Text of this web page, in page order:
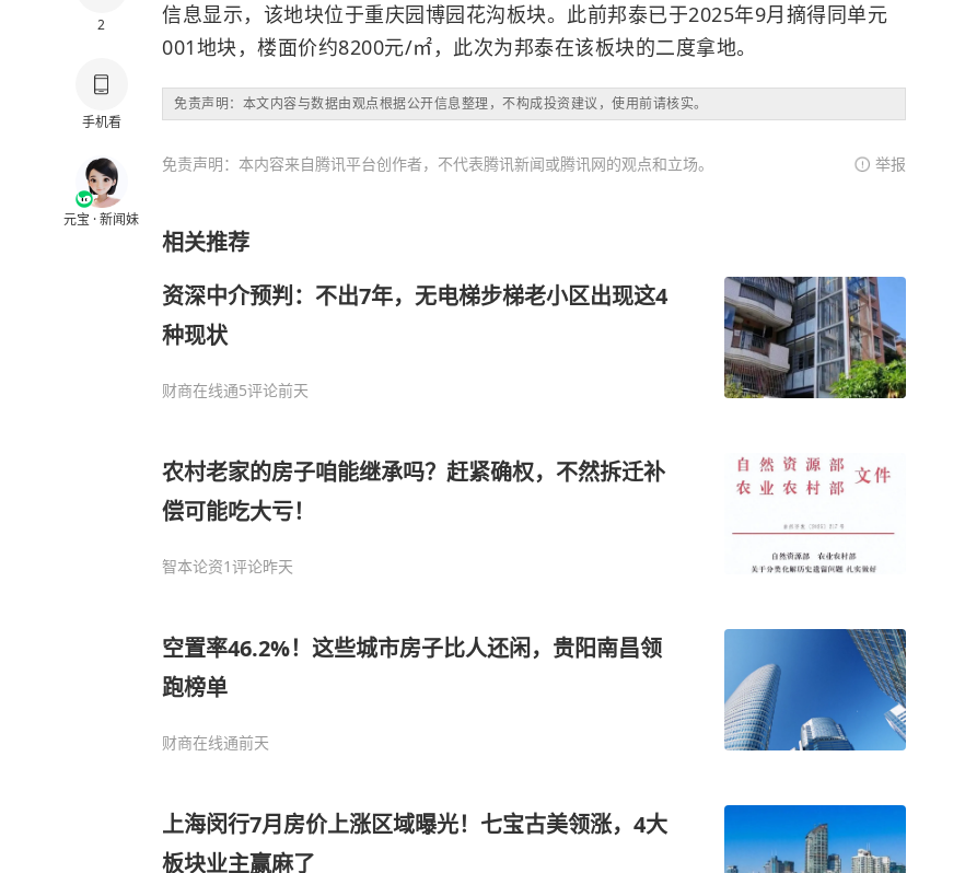
2
手机看
元宝 · 新闻妹
信息显示，该地块位于重庆园博园花沟板块。此前邦泰已于2025年9月摘得同单元
001地块，楼面价约8200元/㎡，此次为邦泰在该板块的二度拿地。
免责声明：本文内容与数据由观点根据公开信息整理，不构成投资建议，使用前请核实。
免责声明：本内容来自腾讯平台创作者，不代表腾讯新闻或腾讯网的观点和立场。 举报
相关推荐
资深中介预判：不出7年，无电梯步梯老小区出现这4
种现状
财商在线通5评论前天
农村老家的房子咱能继承吗？赶紧确权，不然拆迁补
偿可能吃大亏！
智本论资1评论昨天
空置率46.2%！这些城市房子比人还闲，贵阳南昌领
跑榜单
财商在线通前天
上海闵行7月房价上涨区域曝光！七宝古美领涨，4大
板块业主赢麻了